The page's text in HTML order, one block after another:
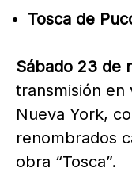
Tosca de
Sábado 23 de
transmisión en
Nueva York,
renombrados
obra “Tosca”.